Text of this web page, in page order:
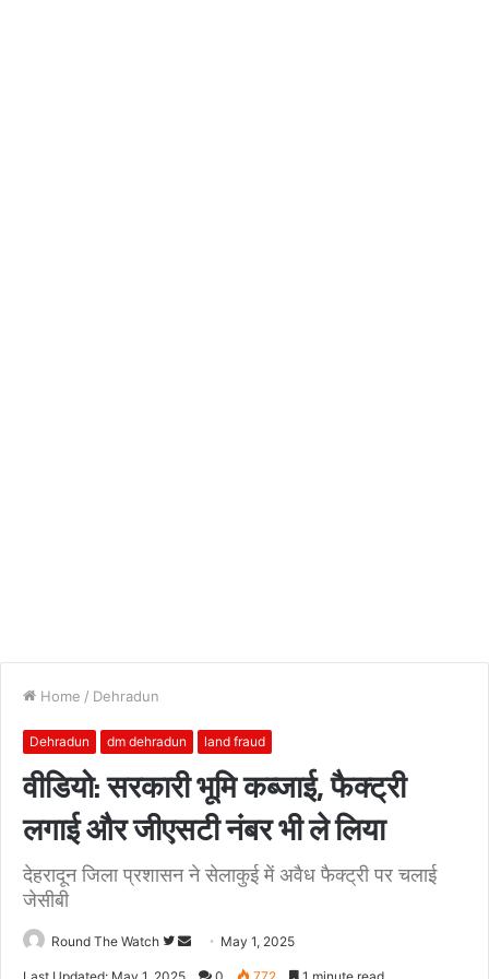
Home / Dehradun
Dehradun dm dehradun land fraud
वीडियो: सरकारी भूमि कब्जाई, फैक्ट्री
लगाई और जीएसटी नंबर भी ले लिया
देहरादून जिला प्रशासन ने सेलाकुई में अवैध फैक्ट्री पर चलाई
जेसीबी
Round The Watch
Follow
Send
an
May 1, 2025